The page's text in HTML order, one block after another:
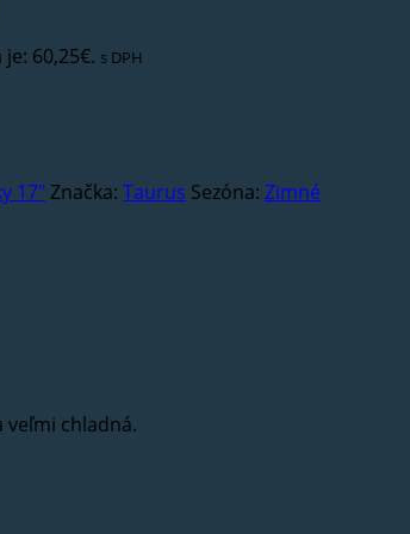
60,25€. s DPH
17"Značka: Taurus Sezóna: Zimné
veľmi chladná.